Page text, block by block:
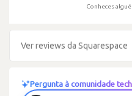
Conheces
Ver reviews da Squarespace
Pergunta à comunidade